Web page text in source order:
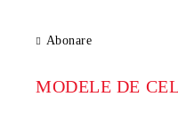
Abonare
MODELE DE